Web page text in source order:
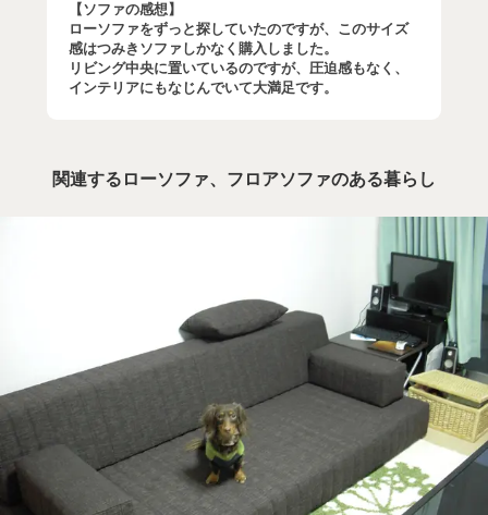
【ソファの感想】
ローソファをずっと探していたのですが、このサイズ
感はつみきソファしかなく購入しました。
リビング中央に置いているのですが、圧迫感もなく、
インテリアにもなじんでいて大満足です。
関連するローソファ、フロアソファのある暮らし